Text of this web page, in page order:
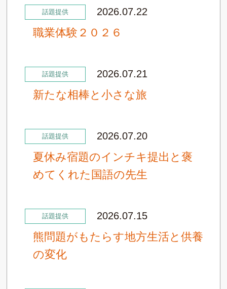
話題提供 2026.07.22
職業体験２０２６
話題提供 2026.07.21
新たな相棒と小さな旅
話題提供 2026.07.20
夏休み宿題のインチキ提出と褒
めてくれた国語の先生
話題提供 2026.07.15
熊問題がもたらす地方生活と供養
の変化